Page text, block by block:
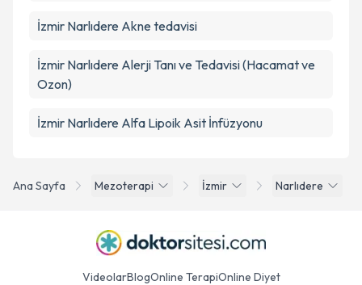
Ana Sayfa Mezoterapi İzmir Narlıdere
İzmir Narlıdere Akne tedavisi
İzmir Narlıdere Alerji Tanı ve Tedavisi (Hacamat ve
Ozon)
İzmir Narlıdere Alfa Lipoik Asit İnfüzyonu
VideolarBlogOnline TerapiOnline Diyet